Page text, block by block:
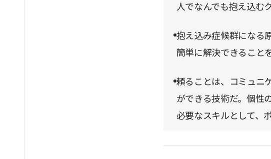
人でなんでも抱え込む
抱え込み症候群になる
簡単に解決できること
頼ることは、コミュニ
ができる技術だ。個性
必要なスキルとして、